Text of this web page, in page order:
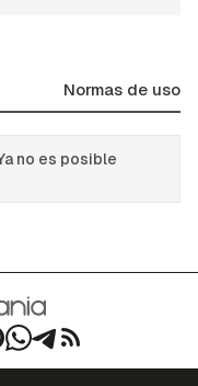
Normas de uso
no es posible